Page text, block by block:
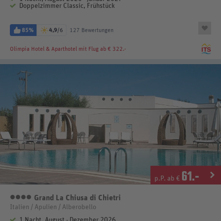
Doppelzimmer Classic, Frühstück
85% 4,9/6 127 Bewertungen
Olimpia Hotel & Aparthotel mit Flug ab € 322.-
p.P. ab € 61.-
4 Sterne
Grand La Chiusa di Chietri
Italien / Apulien / Alberobello